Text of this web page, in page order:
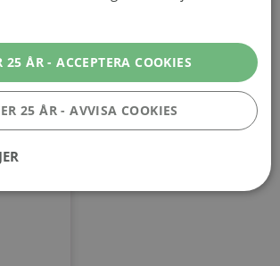
passar till Domaines Paul
Sauvignon
25 ÅR - ACCEPTERA COOKIES
25 ÅR - AVVISA COOKIES